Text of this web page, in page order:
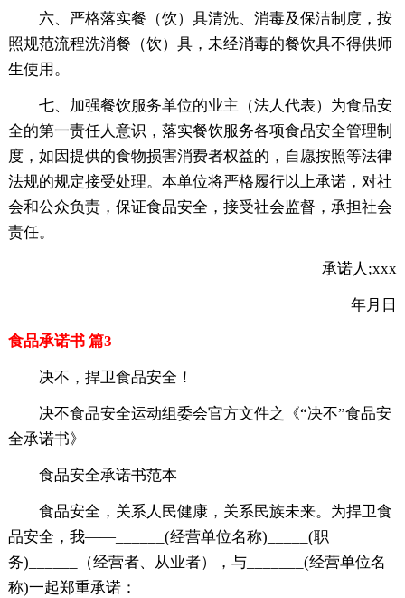
六、严格落实餐（饮）具清洗、消毒及保洁制度，按
照规范流程洗消餐（饮）具，未经消毒的餐饮具不得供师
生使用。
七、加强餐饮服务单位的业主（法人代表）为食品安
全的第一责任人意识，落实餐饮服务各项食品安全管理制
度，如因提供的食物损害消费者权益的，自愿按照等法律
法规的规定接受处理。本单位将严格履行以上承诺，对社
会和公众负责，保证食品安全，接受社会监督，承担社会
责任。
承诺人;xxx
年月日
食品承诺书 篇3
决不，捍卫食品安全！
决不食品安全运动组委会官方文件之《“决不”食品安
全承诺书》
食品安全承诺书范本
食品安全，关系人民健康，关系民族未来。为捍卫食
品安全，我——______(经营单位名称)_____(职
务)______（经营者、从业者），与_______(经营单位名
称)一起郑重承诺：